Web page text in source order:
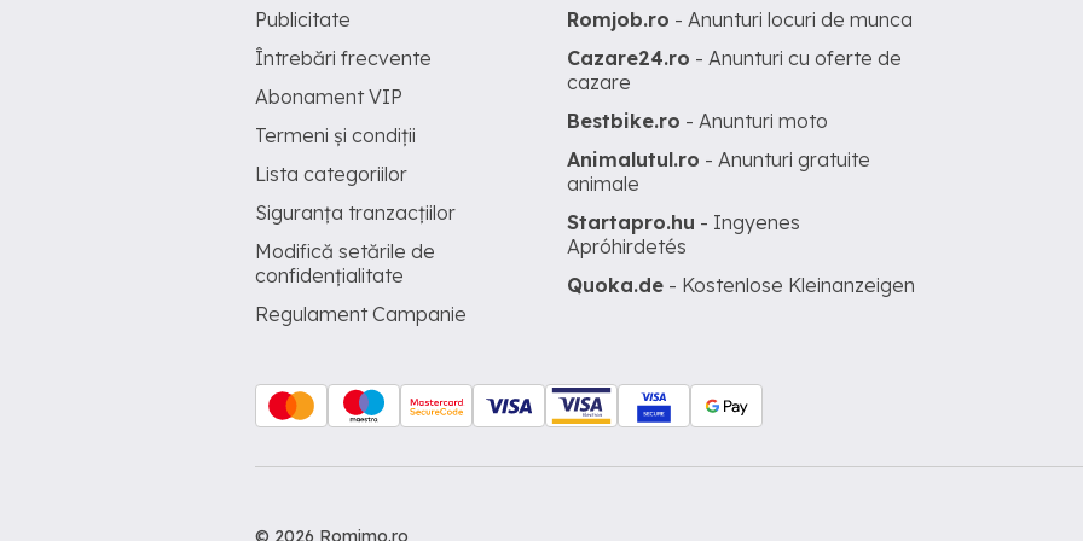
Publicitate
Întrebări frecvente
Abonament VIP
Termeni și condiții
Lista categoriilor
Siguranța tranzacțiilor
Modifică setările de
confidențialitate
Regulament Campanie
Romjob.ro - Anunturi locuri de munca
Cazare24.ro - Anunturi cu oferte de
cazare
Bestbike.ro - Anunturi moto
Animalutul.ro - Anunturi gratuite
animale
Startapro.hu - Ingyenes
Apróhirdetés
Quoka.de - Kostenlose Kleinanzeigen
© 2026 Romimo.ro